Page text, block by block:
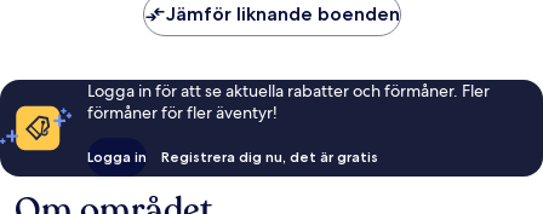
Jämför liknande boenden
Logga in för att se aktuella rabatter och förmåner. Fler
förmåner för fler äventyr!
Logga in Registrera dig nu, det är gratis